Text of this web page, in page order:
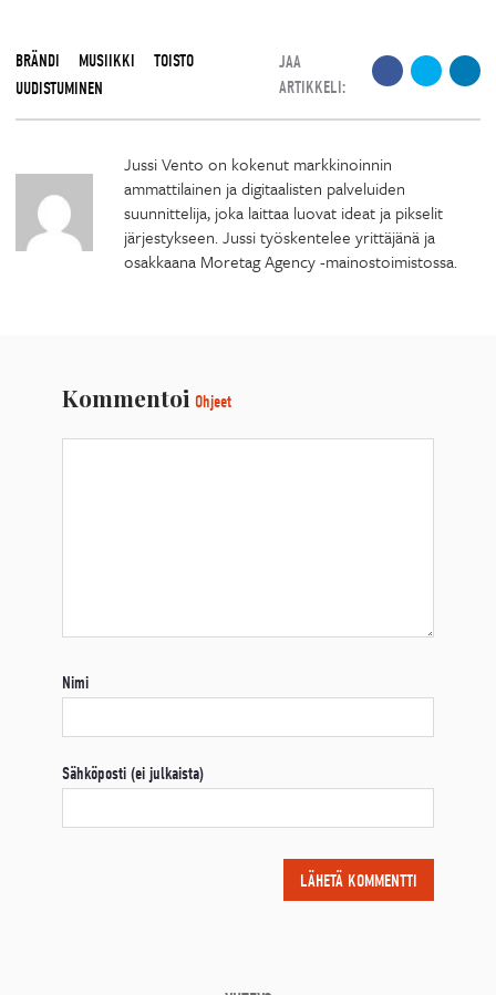
BRÄNDI MUSIIKKI
TOISTO
UUDISTUMINEN
JAA
ARTIKKELI:
Jussi Vento on kokenut markkinoinnin
ammattilainen ja digitaalisten palveluiden
suunnittelija, joka laittaa luovat ideat ja pikselit
järjestykseen. Jussi työskentelee yrittäjänä ja
osakkaana Moretag Agency -mainostoimistossa.
Kommentoi Ohjeet
Nimi
Sähköposti (ei julkaista)